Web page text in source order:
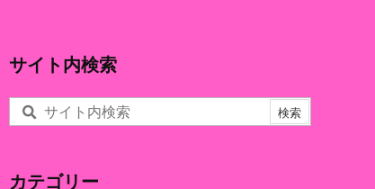
サイト内検索
カテゴリー